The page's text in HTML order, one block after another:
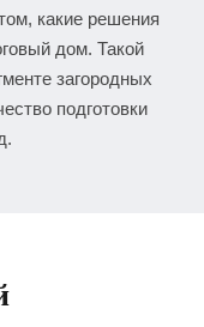
какие решения
дом. Такой
загородных
подготовки